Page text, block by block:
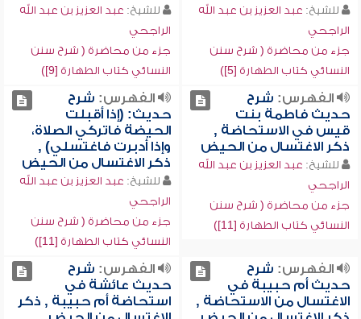
للشيخ: عبد العزيز بن عبد الله
الراجحي
جزء من محاضرة ( شرح سنن
النسائي كتاب الطهارة [5])
للشيخ: عبد العزيز بن عبد الله
الراجحي
جزء من محاضرة ( شرح سنن
النسائي كتاب الطهارة [9])
الفهرس: شرح
حديث فاطمة بنت
قيس في الاستحاضة ,
ذكر الاغتسال من الحيض
للشيخ: عبد العزيز بن عبد الله
الراجحي
جزء من محاضرة ( شرح سنن
النسائي كتاب الطهارة [11])
الفهرس: شرح
حديث: (إذا أقبلت
الحيضة فاتركي الصلاة،
وإذا أدبرت فاغتسلي) ,
ذكر الاغتسال من الحيض
للشيخ: عبد العزيز بن عبد الله
الراجحي
جزء من محاضرة ( شرح سنن
النسائي كتاب الطهارة [11])
الفهرس: شرح
حديث أم حبيبة في
الاغتسال من الاستحاضة ,
الفهرس: شرح
حديث عائشة في
استحاضة أم حبيبة , ذكر